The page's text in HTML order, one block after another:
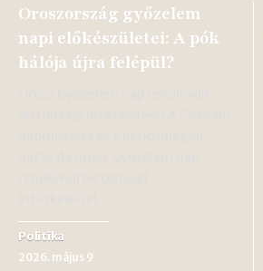
Oroszország győzelem
napi előkészületei: A pók
hálója újra felépül?
Politika
2026. május 9